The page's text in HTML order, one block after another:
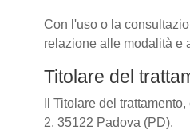
Con l'uso o la
relazione alle modalità e
Titolare del
Il Titolare del
2, 35122 Padova (PD).